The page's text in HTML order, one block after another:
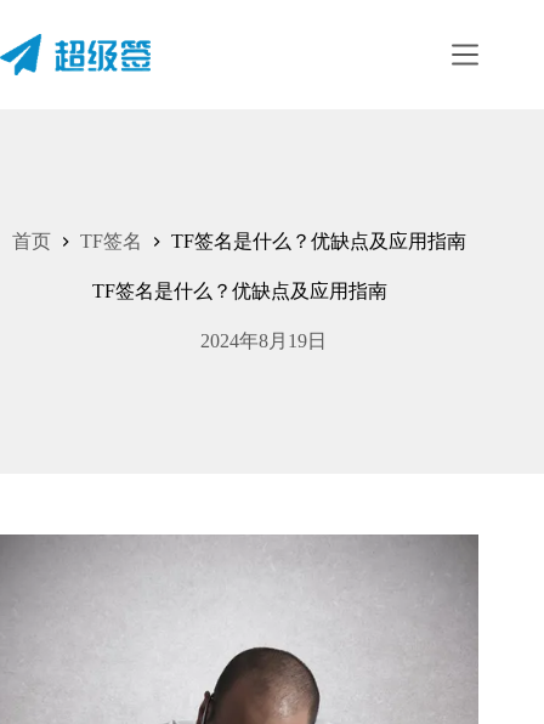
内
首页 TF签名 TF签名是什么？优缺点及应用指南
TF签名是什么？优缺点及应用指南
2024年8月19日